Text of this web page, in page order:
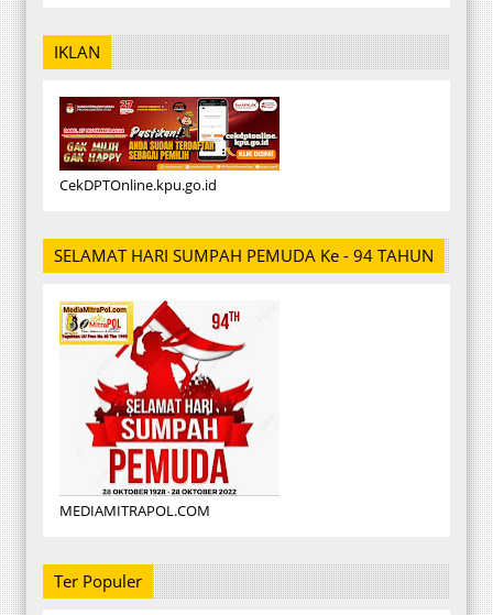
IKLAN
CekDPTOnline.kpu.go.id
SELAMAT HARI SUMPAH PEMUDA Ke - 94 TAHUN
MEDIAMITRAPOL.COM
Ter Populer